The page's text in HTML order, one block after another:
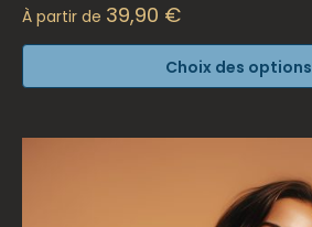
À partir de 39,90 €
Choix des options